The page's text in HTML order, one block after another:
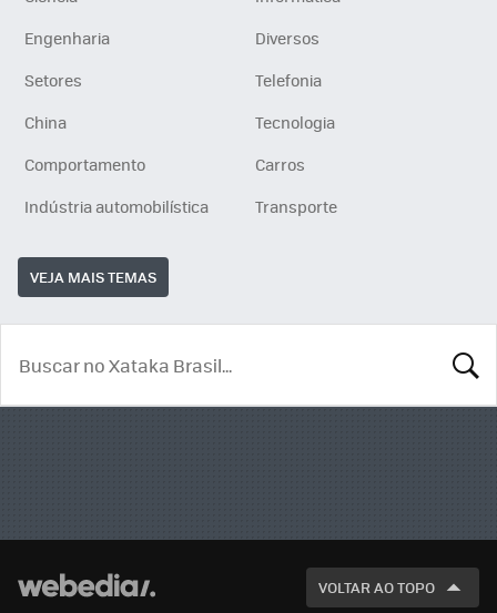
Engenharia
Diversos
Setores
Telefonia
China
Tecnologia
Comportamento
Carros
Indústria automobilística
Transporte
VEJA MAIS TEMAS
VOLTAR AO TOPO